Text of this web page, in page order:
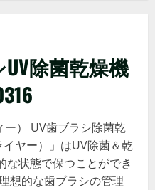
UV除菌乾燥機
ー） UV歯ブラシ除菌乾
ヤー）」はUV除菌＆乾
な状態で保つことができ
想的な歯ブラシの管理